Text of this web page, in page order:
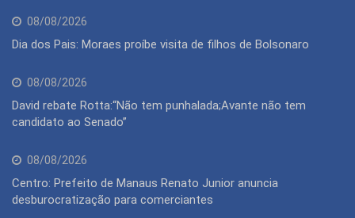
08/08/2026
Dia dos Pais: Moraes proíbe visita de filhos de Bolsonaro
08/08/2026
David rebate Rotta:“Não tem punhalada;Avante não tem
candidato ao Senado”
08/08/2026
Centro: Prefeito de Manaus Renato Junior anuncia
desburocratização para comerciantes